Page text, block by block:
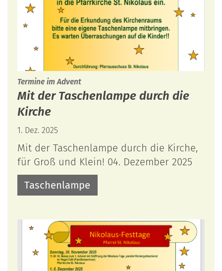
Termine im Advent:
Mit der Taschenlampe durch die
Kirche
1. Dez. 2025
Mit der Taschenlampe durch die Kirche,
für Groß und Klein! 04. Dezember 2025
Taschenlampe